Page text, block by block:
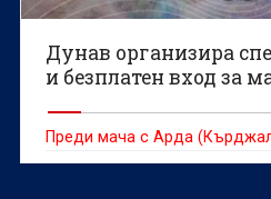
Дунав организира
и безплатен вход за
Преди мача с Арда